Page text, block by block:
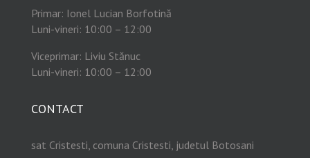
Primar: Ionel Lucian Borfotină
Luni-vineri: 10:00 – 12:00
Viceprimar: Liviu Stănuc
Luni-vineri: 10:00 – 12:00
CONTACT
sat Cristesti, comuna Cristesti, judetul Botosani